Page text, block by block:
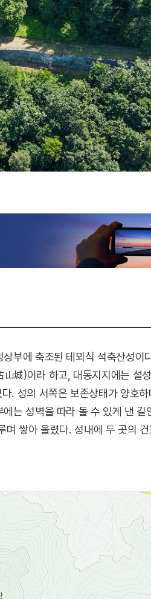
부에 축조된 테뫼식 석축산성이
山城)이라 하고, 대동지지에는 설
. 성의 서쪽은 보존상태가 양호
는 성벽을 따라 돌 수 있게 낸 길
쌓아 올렸다. 성내에 두 곳의 건
. 고려시대에도 일시적으로 사